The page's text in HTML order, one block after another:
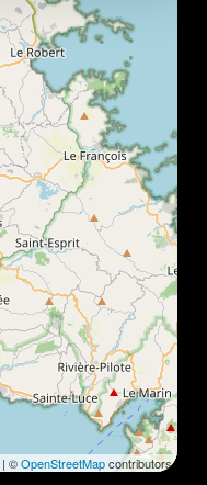
| ©OpenStreetMapcontributors